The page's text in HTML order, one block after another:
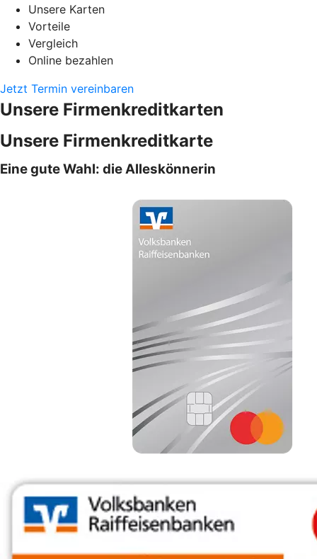
Unsere Karten
Vorteile
Vergleich
Online bezahlen
Jetzt Termin vereinbaren
Unsere Firmenkreditkarten
Unsere Firmenkreditkarte
Eine gute Wahl: die Alleskönnerin